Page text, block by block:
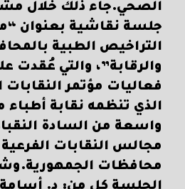
الصحي.جاء ذلك خلال
جلسة نقاشية بعنوان
التراخيص الطبية
والرقابة”، والتي عُقدت
الذي تنظمه نقابة
واسعة من السادة
مجالس النقابات
محافظات